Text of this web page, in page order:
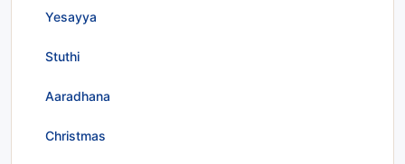
Yesayya
Stuthi
Aaradhana
Christmas